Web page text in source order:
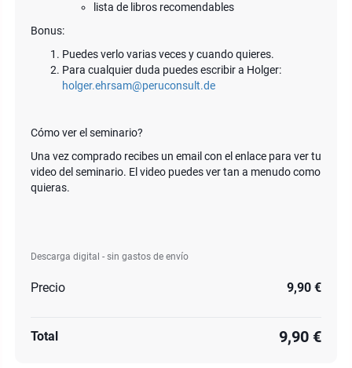
lista de libros recomendables
Bonus:
Puedes verlo varias veces y cuando quieres.
Para cualquier duda puedes escribir a Holger:
holger.ehrsam@peruconsult.de
Cómo ver el seminario?
Una vez comprado recibes un email con el enlace para ver tu
video del seminario. El video puedes ver tan a menudo como
quieras.
Descarga digital - sin gastos de envío
Precio 9,90 €
Total 9,90 €